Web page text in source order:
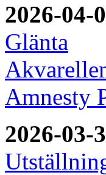
2026-04-
Glänta
Amnesty
2026-03-